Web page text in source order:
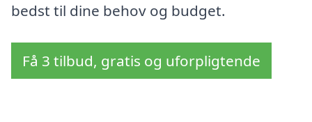
bedst til dine behov og budget.
Få 3 tilbud, gratis og uforpligtende